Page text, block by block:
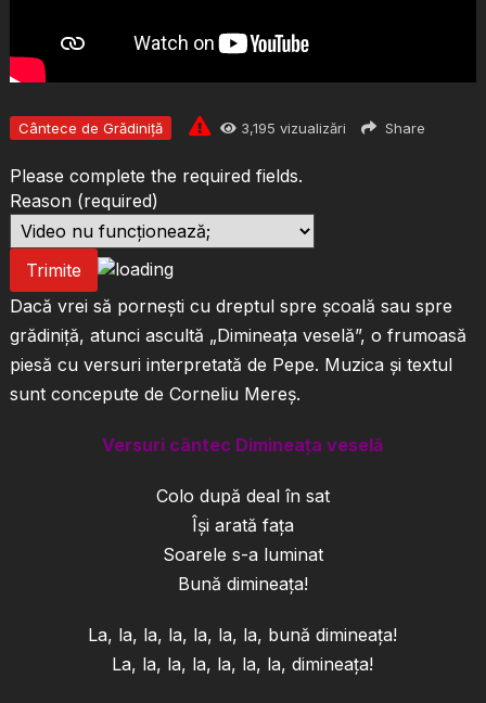
Cântece de Grădiniță 3,195 vizualizări Share
Please complete the required fields.
Reason (required)
Trimite
Dacă vrei să pornești cu dreptul spre școală sau spre
grădiniță, atunci ascultă „Dimineața veselă”, o frumoasă
piesă cu versuri interpretată de Pepe. Muzica și textul
sunt concepute de Corneliu Mereș.
Versuri cântec Dimineața veselă
Colo după deal în sat
Își arată fața
Soarele s-a luminat
Bună dimineața!
La, la, la, la, la, la, la, bună dimineața!
La, la, la, la, la, la, la, dimineața!